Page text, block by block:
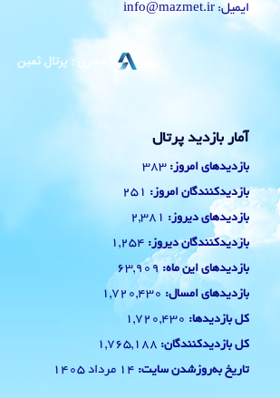
ایمیل: info@mazmet.ir
آمار بازدید پرتال
بازدیدهای امروز: 383
بازدیدکنندگان امروز: 251
بازدیدهای دیروز: 2,381
بازدیدکنندگان دیروز: 1,254
بازدیدهای این ماه: 63,909
بازدیدهای امسال: 1,720,430
کل بازدیدها: 1,720,430
کل بازدیدکنند‌گان: 1,765,188
تاریخ به‌روزشدن سایت: 14 مرداد 1405